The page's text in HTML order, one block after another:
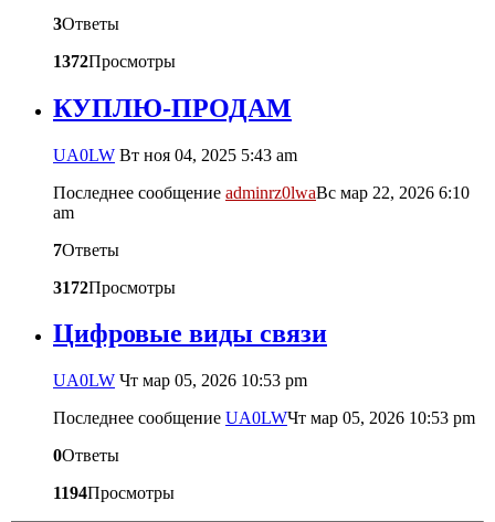
3Ответы
1372Просмотры
КУПЛЮ-ПРОДАМ
UA0LW Вт ноя 04, 2025 5:43 am
Последнее сообщение adminrz0lwaВс мар 22, 2026 6:10
am
7Ответы
3172Просмотры
Цифровые виды связи
UA0LW Чт мар 05, 2026 10:53 pm
Последнее сообщение UA0LWЧт мар 05, 2026 10:53 pm
0Ответы
1194Просмотры